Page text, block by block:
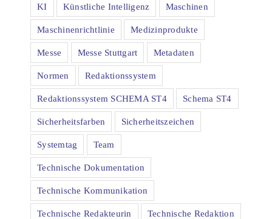
KI Künstliche Intelligenz Maschinen
Maschinenrichtlinie Medizinprodukte
Messe Messe Stuttgart Metadaten
Normen Redaktionssystem
Redaktionssystem SCHEMA ST4 Schema ST4
Sicherheitsfarben Sicherheitszeichen
Systemtag Team
Technische Dokumentation
Technische Kommunikation
Technische Redakteurin Technische Redaktion